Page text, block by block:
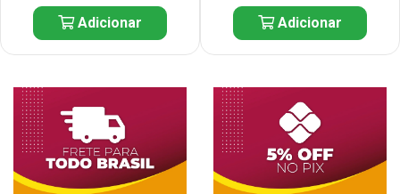
Adicionar Adicionar